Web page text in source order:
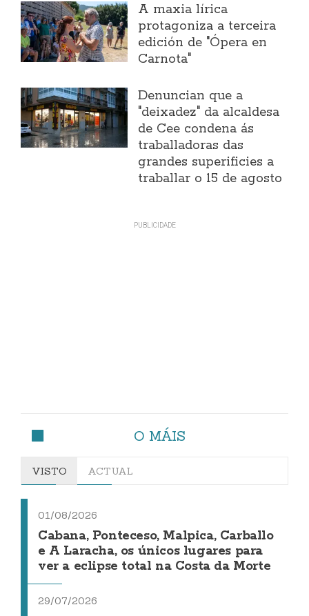
A maxia lírica
protagoniza a terceira
edición de "Ópera en
Carnota"
Denuncian que a
"deixadez" da alcaldesa
de Cee condena ás
traballadoras das
grandes superificies a
traballar o 15 de agosto
O MÁIS
VISTO ACTUAL
01/08/2026
Cabana, Ponteceso, Malpica, Carballo
e A Laracha, os únicos lugares para
ver a eclipse total na Costa da Morte
29/07/2026